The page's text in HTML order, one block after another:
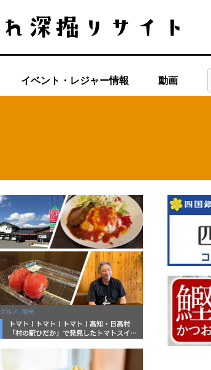
イベント・レジャー情報 動画
グルメ, 観光
トマト！トマト！トマト！高知・日高村
「村の駅ひだか」で発見したトマトスイー
並ぶ直売所